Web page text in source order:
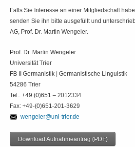
Falls Sie Interesse an einer Mitgliedschaft
senden Sie ihn bitte ausgefüllt und
AG, Prof. Dr. Martin Wengeler.
Prof. Dr. Martin Wengeler
Universität Trier
FB II Germanistik | Germanistische Linguistik
54286 Trier
Tel.: +49 (0)651 – 2012334
Fax: +49-(0)651-201-3629
wengeler@uni-trier.de
Download Aufnahmeantrag (PDF)